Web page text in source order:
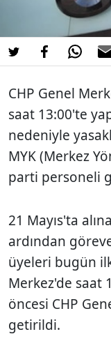
CHP Genel
saat 13:00'te
nedeniyle
MYK (Merkez
parti personeli
21 Mayıs'ta
ardından
üyeleri bugün
Merkez'de saat
öncesi CHP
getirildi.